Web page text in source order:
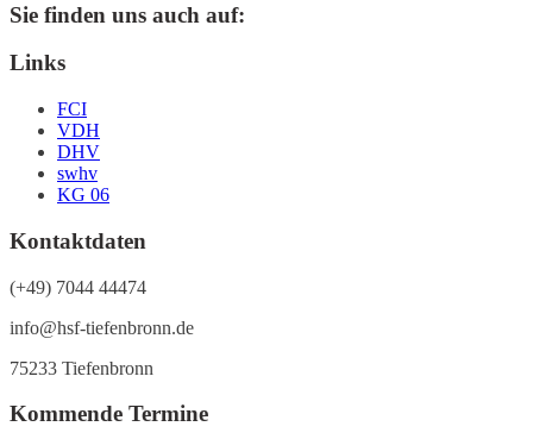
Sie finden uns auch auf:
Links
FCI
VDH
DHV
swhv
KG 06
Kontaktdaten
(+49) 7044 44474
info@hsf-tiefenbronn.de
75233 Tiefenbronn
Kommende Termine